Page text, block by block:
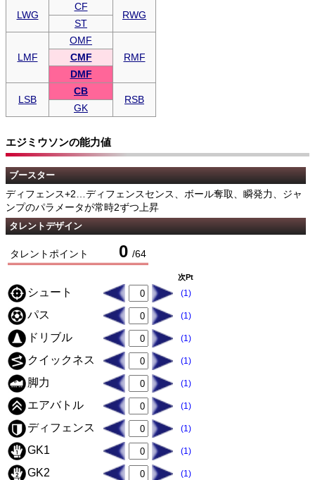
LWG
CF
RWG
ST
LMF
OMF
RMF
CMF
DMF
LSB
CB
RSB
GK
エジミウソンの能力値
ブースター
ディフェンス+2…ディフェンスセンス、ボール奪取、瞬発力、ジャ
ンプのパラメータが常時2ずつ上昇
タレントデザイン
タレントポイント 0 /64
次Pt
シュート (1)
パス (1)
ドリブル (1)
クイックネス (1)
脚力 (1)
エアバトル (1)
ディフェンス (1)
GK1 (1)
GK2 (1)